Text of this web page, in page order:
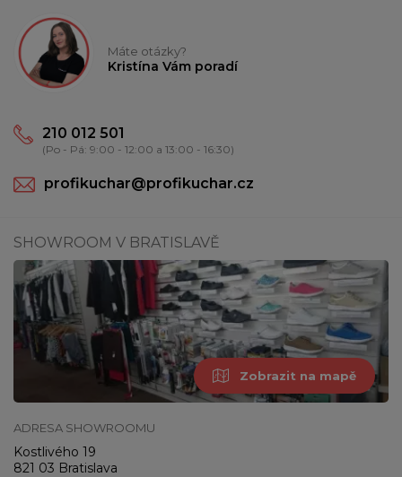
Máte otázky?
Kristína Vám poradí
210 012 501
(Po - Pá: 9:00 - 12:00 a 13:00 - 16:30)
profikuchar@profikuchar.cz
SHOWROOM V BRATISLAVĚ
Zobrazit na mapě
ADRESA SHOWROOMU
Kostlivého 19
821 03 Bratislava